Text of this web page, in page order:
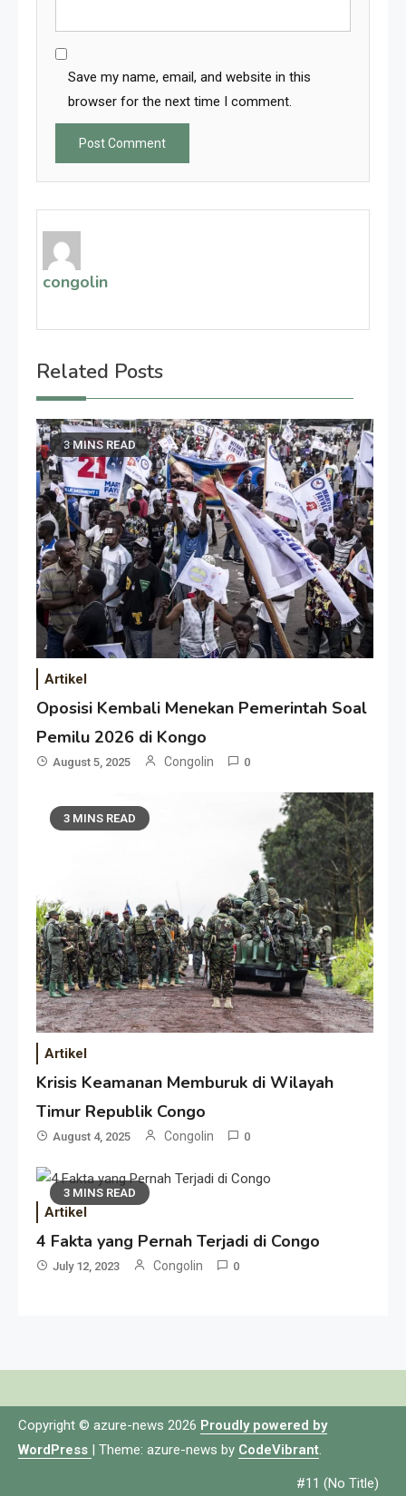
Save my name, email, and website in this
browser for the next time I comment.
congolin
Related Posts
3 MINS READ
Artikel
Oposisi Kembali Menekan Pemerintah Soal
Pemilu 2026 di Kongo
August 5, 2025 Congolin 0
3 MINS READ
Artikel
Krisis Keamanan Memburuk di Wilayah
Timur Republik Congo
August 4, 2025 Congolin 0
3 MINS READ
Artikel
4 Fakta yang Pernah Terjadi di Congo
July 12, 2023 Congolin 0
Copyright © azure-news 2026 Proudly powered by
WordPress | Theme: azure-news by CodeVibrant.
#11 (no Title)